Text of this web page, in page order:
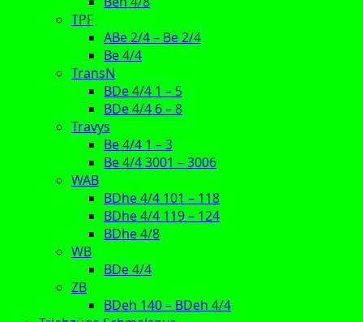
TPF
ABe 2/4 – Be 2/4
Be 4/4
TransN
BDe 4/4 1 – 5
BDe 4/4 6 – 8
Travys
Be 4/4 1 – 3
Be 4/4 3001 – 3006
WAB
BDhe 4/4 101 – 118
BDhe 4/4 119 – 124
BDhe 4/8
WB
BDe 4/4
ZB
BDeh 140 – BDeh 4/4